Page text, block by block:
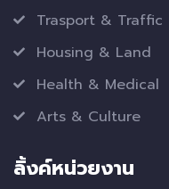
Trasport & Traffic
Housing & Land
Health & Medical
Arts & Culture
ลิ้งค์หน่วยงาน